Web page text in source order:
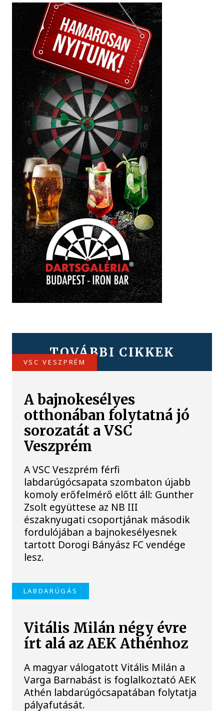
TOVÁBBI CIKKEK
VSC VESZPRÉM
A bajnokesélyes
otthonában folytatná jó
sorozatát a VSC
Veszprém
A VSC Veszprém férfi
labdarúgócsapata szombaton újabb
komoly erőfelmérő előtt áll: Gunther
Zsolt együttese az NB III
északnyugati csoportjának második
fordulójában a bajnokesélyesnek
tartott Dorogi Bányász FC vendége
lesz.
LABDARÚGÁS
Vitális Milán négy évre
írt alá az AEK Athénhoz
A magyar válogatott Vitális Milán a
Varga Barnabást is foglalkoztató AEK
Athén labdarúgócsapatában folytatja
pályafutását.